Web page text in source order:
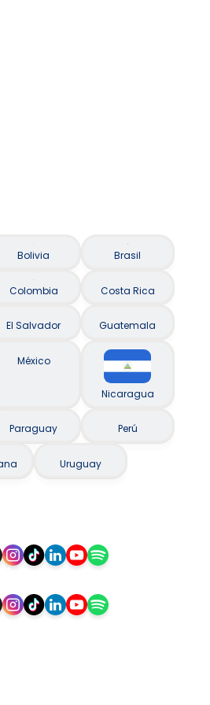
Bolivia Brasil
Colombia Costa Rica
El Salvador Guatemala
México
Nicaragua
Paraguay Perú
Uruguay
Siga-nos